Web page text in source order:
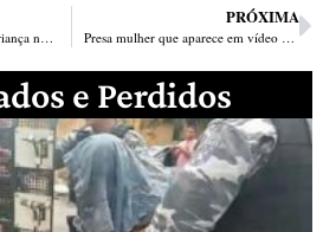
Caminhão do lixo atropela criança no residencial Torquato Neto em Teresina
PRÓXIMA
Presa mulher que aparece em vídeo agredindo estudante com o marido na zona Leste
e Perdidos